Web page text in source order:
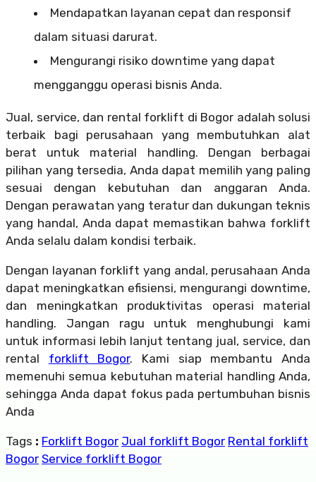
Mendapatkan layanan cepat dan responsif
dalam situasi darurat.
Mengurangi risiko downtime yang dapat
mengganggu operasi bisnis Anda.
Jual, service, dan rental forklift di Bogor adalah solusi
terbaik bagi perusahaan yang membutuhkan alat
berat untuk material handling. Dengan berbagai
pilihan yang tersedia, Anda dapat memilih yang paling
sesuai dengan kebutuhan dan anggaran Anda.
Dengan perawatan yang teratur dan dukungan teknis
yang handal, Anda dapat memastikan bahwa forklift
Anda selalu dalam kondisi terbaik.
Dengan layanan forklift yang andal, perusahaan Anda
dapat meningkatkan efisiensi, mengurangi downtime,
dan meningkatkan produktivitas operasi material
handling. Jangan ragu untuk menghubungi kami
untuk informasi lebih lanjut tentang jual, service, dan
rental forklift Bogor. Kami siap membantu Anda
memenuhi semua kebutuhan material handling Anda,
sehingga Anda dapat fokus pada pertumbuhan bisnis
Anda
Tags : Forklift Bogor Jual forklift Bogor Rental forklift
Bogor Service forklift Bogor